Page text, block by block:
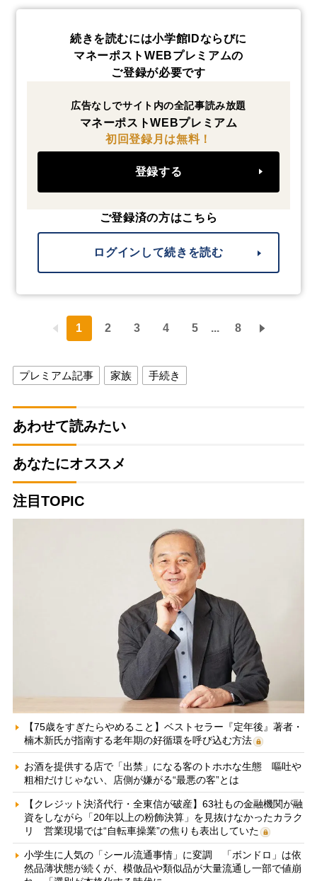
続きを読むには小学館IDならびに
マネーポストWEBプレミアムの
ご登録が必要です
広告なしでサイト内の全記事読み放題
マネーポストWEBプレミアム
初回登録月は無料！
登録する
ご登録済の方はこちら
ログインして続きを読む
1 2 3 4 5 ... 8
プレミアム記事 家族 手続き
あわせて読みたい
あなたにオススメ
注目TOPIC
【75歳をすぎたらやめること】ベストセラー『定年後』著者・
楠木新氏が指南する老年期の好循環を呼び込む方法
お酒を提供する店で「出禁」になる客のトホホな生態 嘔吐や
粗相だけじゃない、店側が嫌がる“最悪の客”とは
【クレジット決済代行・全東信が破産】63社もの金融機関が融
資をしながら「20年以上の粉飾決算」を見抜けなかったカラク
リ 営業現場では“自転車操業”の焦りも表出していた
小学生に人気の「シール流通事情」に変調 「ボンドロ」は依
然品薄状態が続くが、模倣品や類似品が大量流通し一部で値崩